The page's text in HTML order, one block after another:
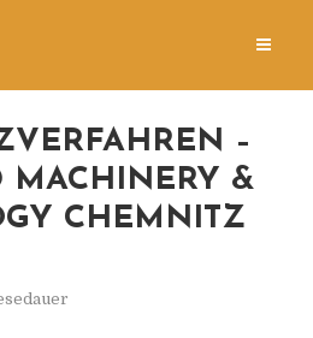
–
MACHINERY &
CHEMNITZ